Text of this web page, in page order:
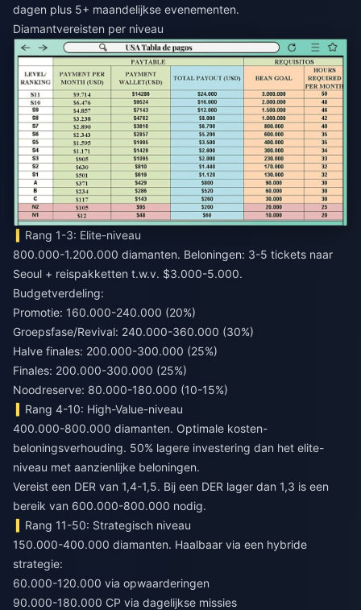
dagen plus 5+ maandelijkse evenementen.
Diamantvereisten per niveau
Rang 1-3: Elite-niveau
800.000-1.200.000 diamanten. Beloningen: 3-5 tickets naar
Seoul + reispakketten t.w.v. $3.000-5.000.
Budgetverdeling:
Promotie: 160.000-240.000 (20%)
Groepsfase/Revival: 240.000-360.000 (30%)
Halve finales: 200.000-300.000 (25%)
Finales: 200.000-300.000 (25%)
Noodreserve: 80.000-180.000 (10-15%)
Rang 4-10: High-Value-niveau
400.000-800.000 diamanten. Optimale kosten-
beloningsverhouding. 50% lagere investering dan het elite-
niveau met aanzienlijke beloningen.
Vereist een DER van 1,4-1,5. Bij een DER lager dan 1,3 is een
bereik van 600.000-800.000 nodig.
Rang 11-50: Strategisch niveau
150.000-400.000 diamanten. Haalbaar via een hybride
strategie:
60.000-120.000 via opwaarderingen
90.000-180.000 CP via dagelijkse missies